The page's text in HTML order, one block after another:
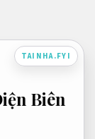
TAINHA.FYI
Biên